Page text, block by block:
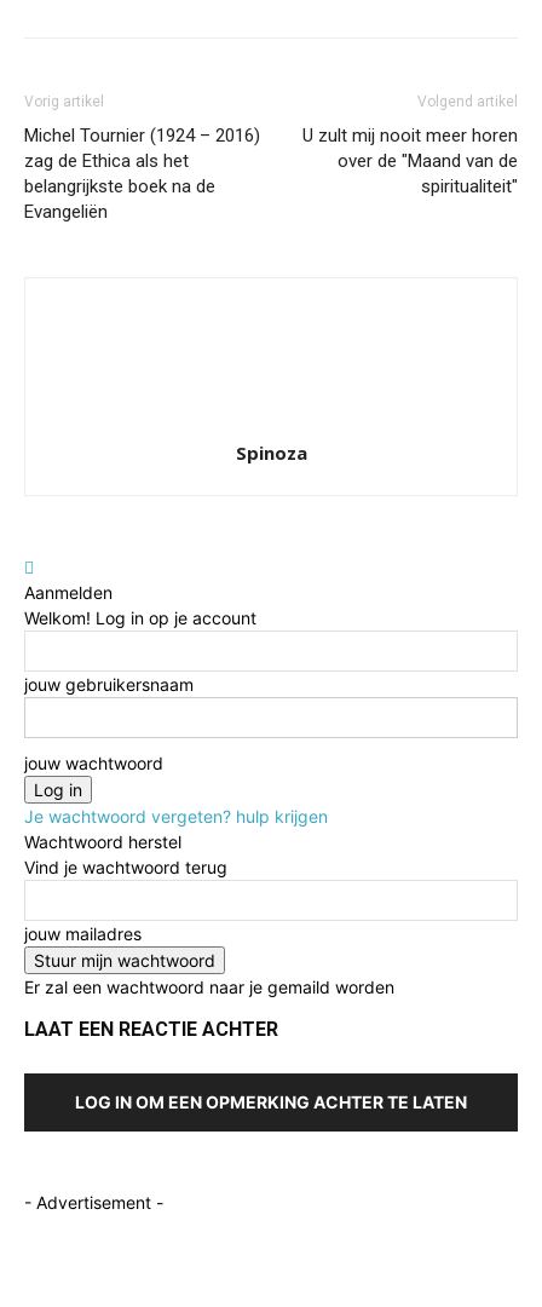
Vorig artikel
Michel Tournier (1924 – 2016)
zag de Ethica als het
belangrijkste boek na de
Evangeliën
Volgend artikel
U zult mij nooit meer horen
over de "Maand van de
spiritualiteit"
Spinoza
Aanmelden
Welkom! Log in op je account
jouw gebruikersnaam
jouw wachtwoord
Je wachtwoord vergeten? hulp krijgen
Wachtwoord herstel
Vind je wachtwoord terug
jouw mailadres
Er zal een wachtwoord naar je gemaild worden
LAAT EEN REACTIE ACHTER
LOG IN OM EEN OPMERKING ACHTER TE LATEN
- Advertisement -